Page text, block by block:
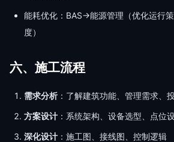
能耗优化：BAS→能源管理（优化运行
度）
六、施工流程
需求分析：了解建筑功能、管理需求、
方案设计 ：系统架构、设备选型、点位
深化设计 ：施工图、接线图、控制逻辑